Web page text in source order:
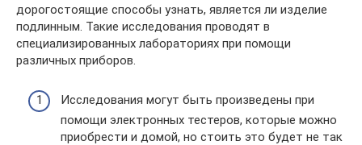
дорогостоящие способы узнать, является ли изделие
подлинным. Такие исследования проводят в
специализированных лабораториях при помощи
различных приборов.
Исследования могут быть произведены при
помощи электронных тестеров, которые можно
приобрести и домой, но стоить это будет не так